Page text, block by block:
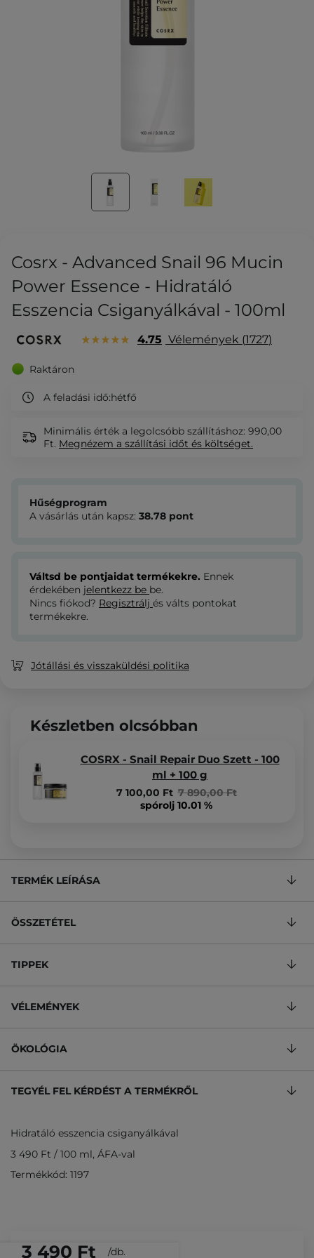
Cosrx - Advanced Snail 96 Mucin
Power Essence - Hidratáló
Esszencia Csiganyálkával - 100ml
4.75 Vélemények 1727
Raktáron
A feladási idő:hétfő
Minimális érték a legolcsóbb szállításhoz: 990,00
Ft. Megnézem a szállítási időt és költséget.
3 490 Ft /db.
Hűségprogram
A vásárlás után kapsz: 38.78 pont
Váltsd be pontjaidat termékekre. Ennek
érdekében jelentkezz be be.
Nincs fiókod? Regisztrálj és válts pontokat
termékekre.
Jótállási és visszaküldési politika
Készletben olcsóbban
COSRX - Snail Repair Duo Szett - 100
ml + 100 g
7 890,00 Ft
7 100,00 Ft
spórolj 10.01 %
TERMÉK LEÍRÁSA
ÖSSZETÉTEL
TIPPEK
VÉLEMÉNYEK
ÖKOLÓGIA
TEGYÉL FEL KÉRDÉST A TERMÉKRŐL
Hidratáló esszencia csiganyálkával
3 490 Ft / 100 ml, ÁFA-val
Termékkód: 1197